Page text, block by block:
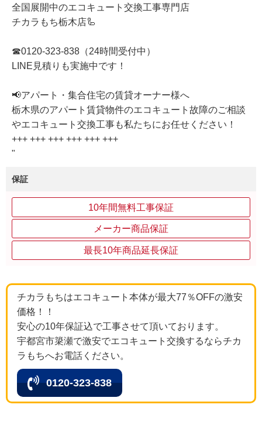
全国展開中のエコキュート交換工事専門店
チカラもち栃木店🦾
☎0120-323-838（24時間受付中）
LINE見積りも実施中です！
📢アパート・集合住宅の賃貸オーナー様へ
栃木県のアパート賃貸物件のエコキュート故障のご相談
やエコキュート交換工事も私たちにお任せください！
+++ +++ +++ +++ +++ +++
"
保証
10年間無料工事保証
メーカー商品保証
最長10年商品延長保証
チカラもちはエコキュート本体が最大77％OFFの激安
価格！！
安心の10年保証込で工事させて頂いております。
宇都宮市簗瀬で激安でエコキュート交換するならチカ
ラもちへお電話ください。
0120-323-838